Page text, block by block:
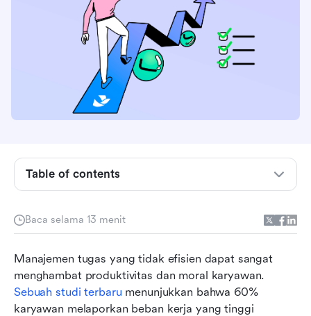
Baca selama 13 menit
Manajemen tugas yang tidak efisien dapat sangat
Sebuah studi terbaru menunjukkan bahwa 60%
karyawan melaporkan beban kerja yang tinggi
Table of contents
lunak manajemen tugas
sekilas (2026)
10 perangkat lunak manajemen tugas teratas
pada tahun 2026